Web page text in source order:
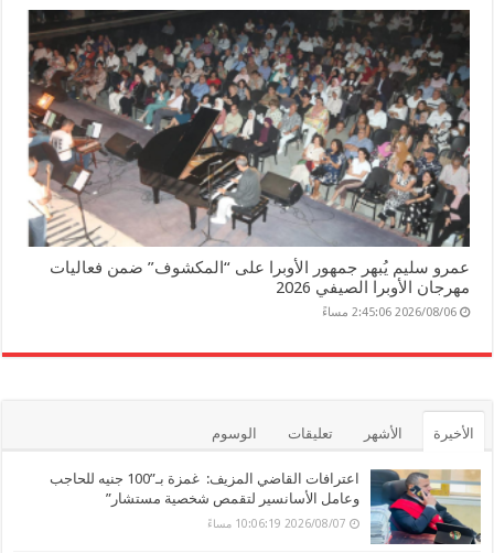
عمرو سليم يُبهر جمهور الأوبرا على “المكشوف” ضمن فعاليات
مهرجان الأوبرا الصيفي 2026
2026/08/06 2:45:06 مساءً
الأخيرة الأشهر تعليقات الوسوم
اعترافات القاضي المزيف: غمزة بـ”100 جنيه للحاجب
وعامل الأسانسير لتقمص شخصية مستشار”
2026/08/07 10:06:19 مساءً